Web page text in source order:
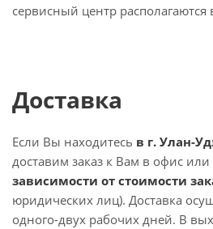
сервисный центр
Доставка
Если Вы находитесь в г. Улан-
доставим заказ к Вам в офис или
зависимости от стоимости
юридических лиц). Доставка
одного-двух рабочих дней. В